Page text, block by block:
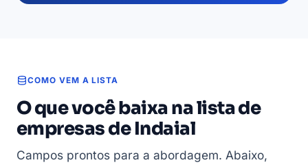
COMO VEM A LISTA
O que você baixa na lista de
empresas de Indaial
Campos prontos para a abordagem. Abaixo,